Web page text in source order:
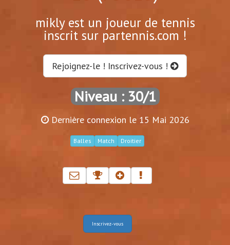
mikly est un joueur de tennis
inscrit sur partennis.com !
Rejoignez-le ! Inscrivez-vous !
Niveau : 30/1
Dernière connexion le 15 Mai 2026
Balles Match Droitier
Inscrivez-vous